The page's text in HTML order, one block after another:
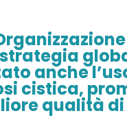
anche
cistica,
qualità